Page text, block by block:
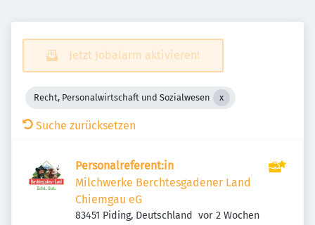
Jetzt Jobalarm aktivieren!
Recht, Personalwirtschaft und Sozialwesen
Suche zurücksetzen
Personalreferent:in
Milchwerke Berchtesgadener Land
Chiemgau eG
83451 Piding, Deutschland Veröffentlicht
vor 2 Wochen